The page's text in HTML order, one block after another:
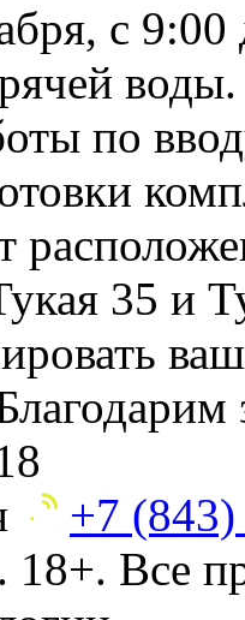
с
по
35 и
+7
18+. Все